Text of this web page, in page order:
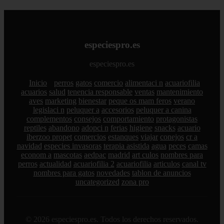
especiespro.es
especiespro.es
Inicio perros gatos comercio alimentaci n acuariofilia
acuarios salud tenencia responsable ventas mantenimiento
aves marketing bienestar peque os mam feros verano
legislaci n peluquer a accesorios peluquer a canina
complementos consejos comportamiento protagonistas
reptiles abandono adopci n ferias higiene snacks acuario
iberzoo propet comercios estanques viajar conejos cr a
navidad especies invasoras terapia asistida agua peces camas
econom a mascotas aedpac madrid art culos nombres para
perros actualidad acuariofilia 2 acuariofilia articulos canal tv
nombres para gatos novedades tablon de anuncios
uncategorized zona pro
© 2026 especiespro.es. Todos los derechos reservados.